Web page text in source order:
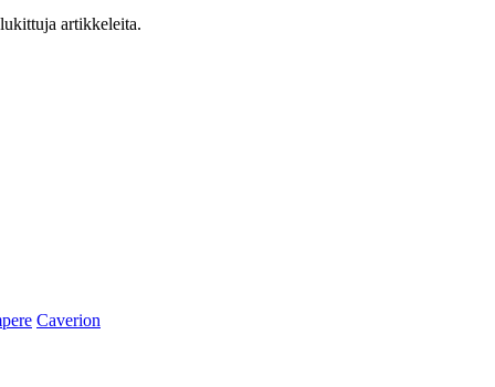
artikkeleita.
Caverion